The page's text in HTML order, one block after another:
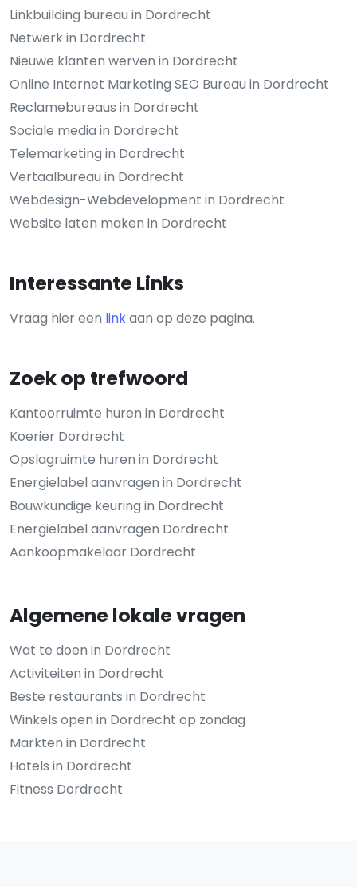
Linkbuilding bureau in Dordrecht
Netwerk in Dordrecht
Nieuwe klanten werven in Dordrecht
Online Internet Marketing SEO Bureau in Dordrecht
Reclamebureaus in Dordrecht
Sociale media in Dordrecht
Telemarketing in Dordrecht
Vertaalbureau in Dordrecht
Webdesign-Webdevelopment in Dordrecht
Website laten maken in Dordrecht
Interessante Links
Vraag hier een linkaan op deze pagina.
Zoek op trefwoord
Kantoorruimte huren in Dordrecht
Koerier Dordrecht
Opslagruimte huren in Dordrecht
Energielabel aanvragen in Dordrecht
Bouwkundige keuring in Dordrecht
Energielabel aanvragen Dordrecht
Aankoopmakelaar Dordrecht
Algemene lokale vragen
Wat te doen in Dordrecht
Activiteiten in Dordrecht
Beste restaurants in Dordrecht
Winkels open in Dordrecht op zondag
Markten in Dordrecht
Hotels in Dordrecht
Fitness Dordrecht